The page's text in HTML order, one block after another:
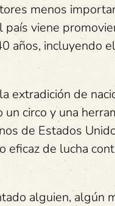
menos
país viene
años, incluyendo
extradición de
un circo y una
de Estados
eficaz de lucha
alguien, algún